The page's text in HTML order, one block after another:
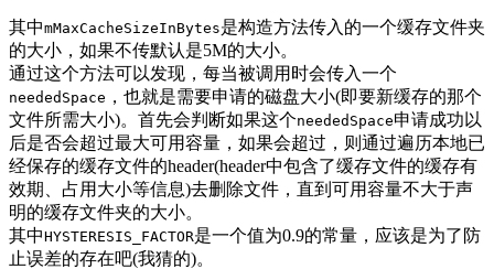
其中mMaxCacheSizeInBytes是构造方法传入的一个缓存文件夹
的大小，如果不传默认是5M的大小。
通过这个方法可以发现，每当被调用时会传入一个
neededSpace ，也就是需要申请的磁盘大小(即要新缓存的那个
文件所需大小)。首先会判断如果这个neededSpace申请成功以
后是否会超过最大可用容量，如果会超过，则通过遍历本地已
经保存的缓存文件的header(header中包含了缓存文件的缓存有
效期、占用大小等信息)去删除文件，直到可用容量不大于声
明的缓存文件夹的大小。
其中HYSTERESIS_FACTOR是一个值为0.9的常量，应该是为了防
止误差的存在吧(我猜的)。